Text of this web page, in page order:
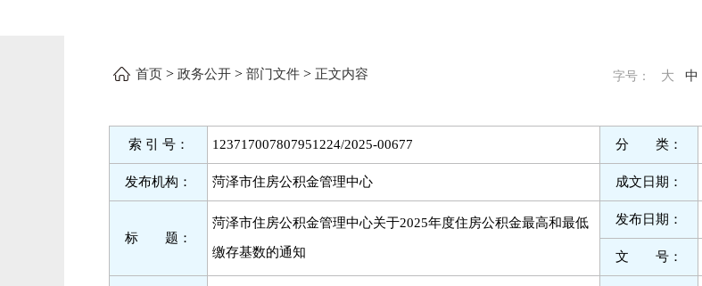
首页 > 政务公开 > 部门文件 > 正文内容 字号： 大 中
索 引 号： 123717007807951224/2025-00677 分 类：
发布机构： 菏泽市住房公积金管理中心 成文日期：
标 题：
菏泽市住房公积金管理中心关于2025年度住房公积金最高和最低
缴存基数的通知
发布日期：
文 号：